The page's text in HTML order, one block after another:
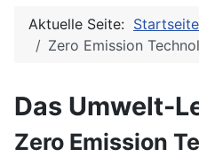
Aktuelle Seite: Startseite
Zero Emission
Das Umwelt-
Zero Emission